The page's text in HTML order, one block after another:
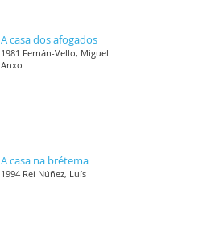
A casa dos afogados
1981 Fernán-Vello, Miguel
Anxo
A casa na brétema
1994 Rei Núñez, Luís